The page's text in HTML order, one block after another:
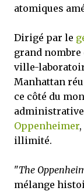
atomiques
Dirigé par le
grand nombre
ville-
Manhattan
ce côté du
Oppenheimer
illimité.
"The
mélange